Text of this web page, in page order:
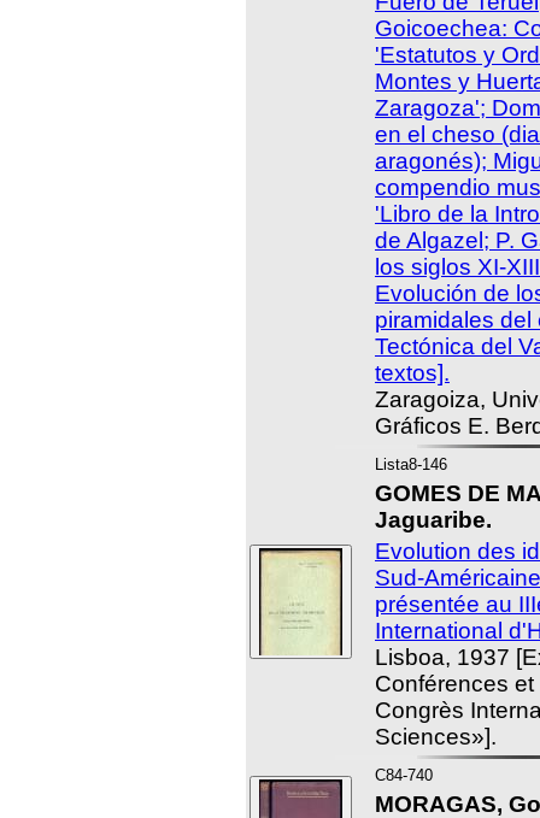
Goicoechea:
'Estatutos y
Montes y
Zaragoza';
en el cheso
aragonés);
compendio
'Libro de la
de Algazel; P.
los siglos XI-
Evolución de
piramidales del
Tectónica del
textos].
Zaragoiza,
Gráficos E.
Lista8-146
GOMES DE
Jaguaribe.
Evolution des
Sud-
présentée au
International
Lisboa, 1937
Conférences
Congrès
Sciences»].
C84-740
MORAGAS,